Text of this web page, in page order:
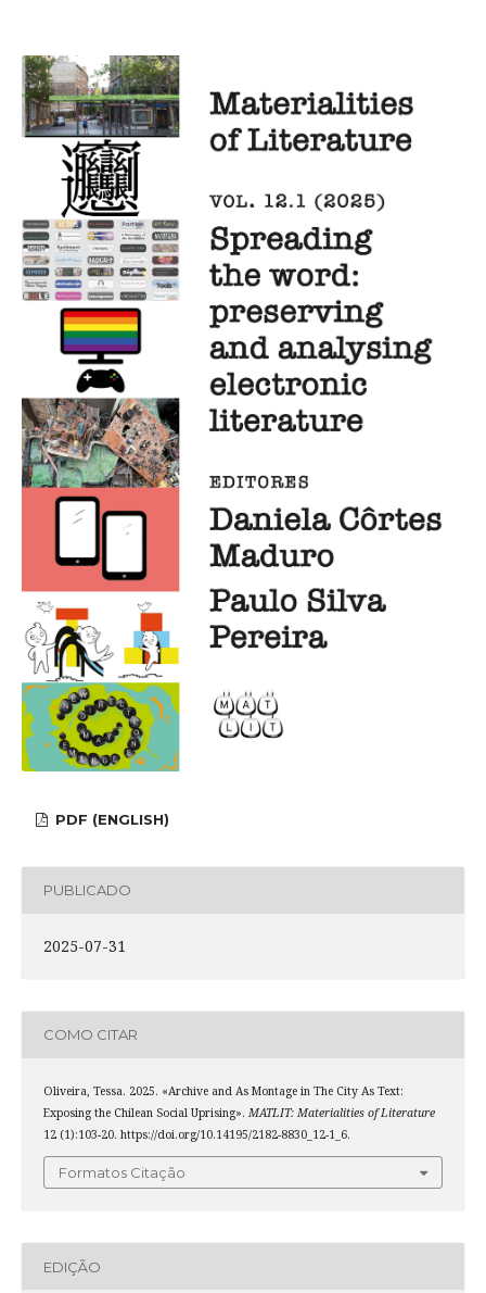
PDF (ENGLISH)
PUBLICADO
2025-07-31
COMO CITAR
Oliveira, Tessa. 2025. «Archive and As Montage in The City As Text:
Exposing the Chilean Social Uprising». MATLIT: Materialities of Literature
12 (1):103-20. https://doi.org/10.14195/2182-8830_12-1_6.
Formatos Citação
EDIÇÃO